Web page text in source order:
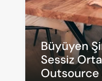
Büyüyen
Sessiz
Outsource